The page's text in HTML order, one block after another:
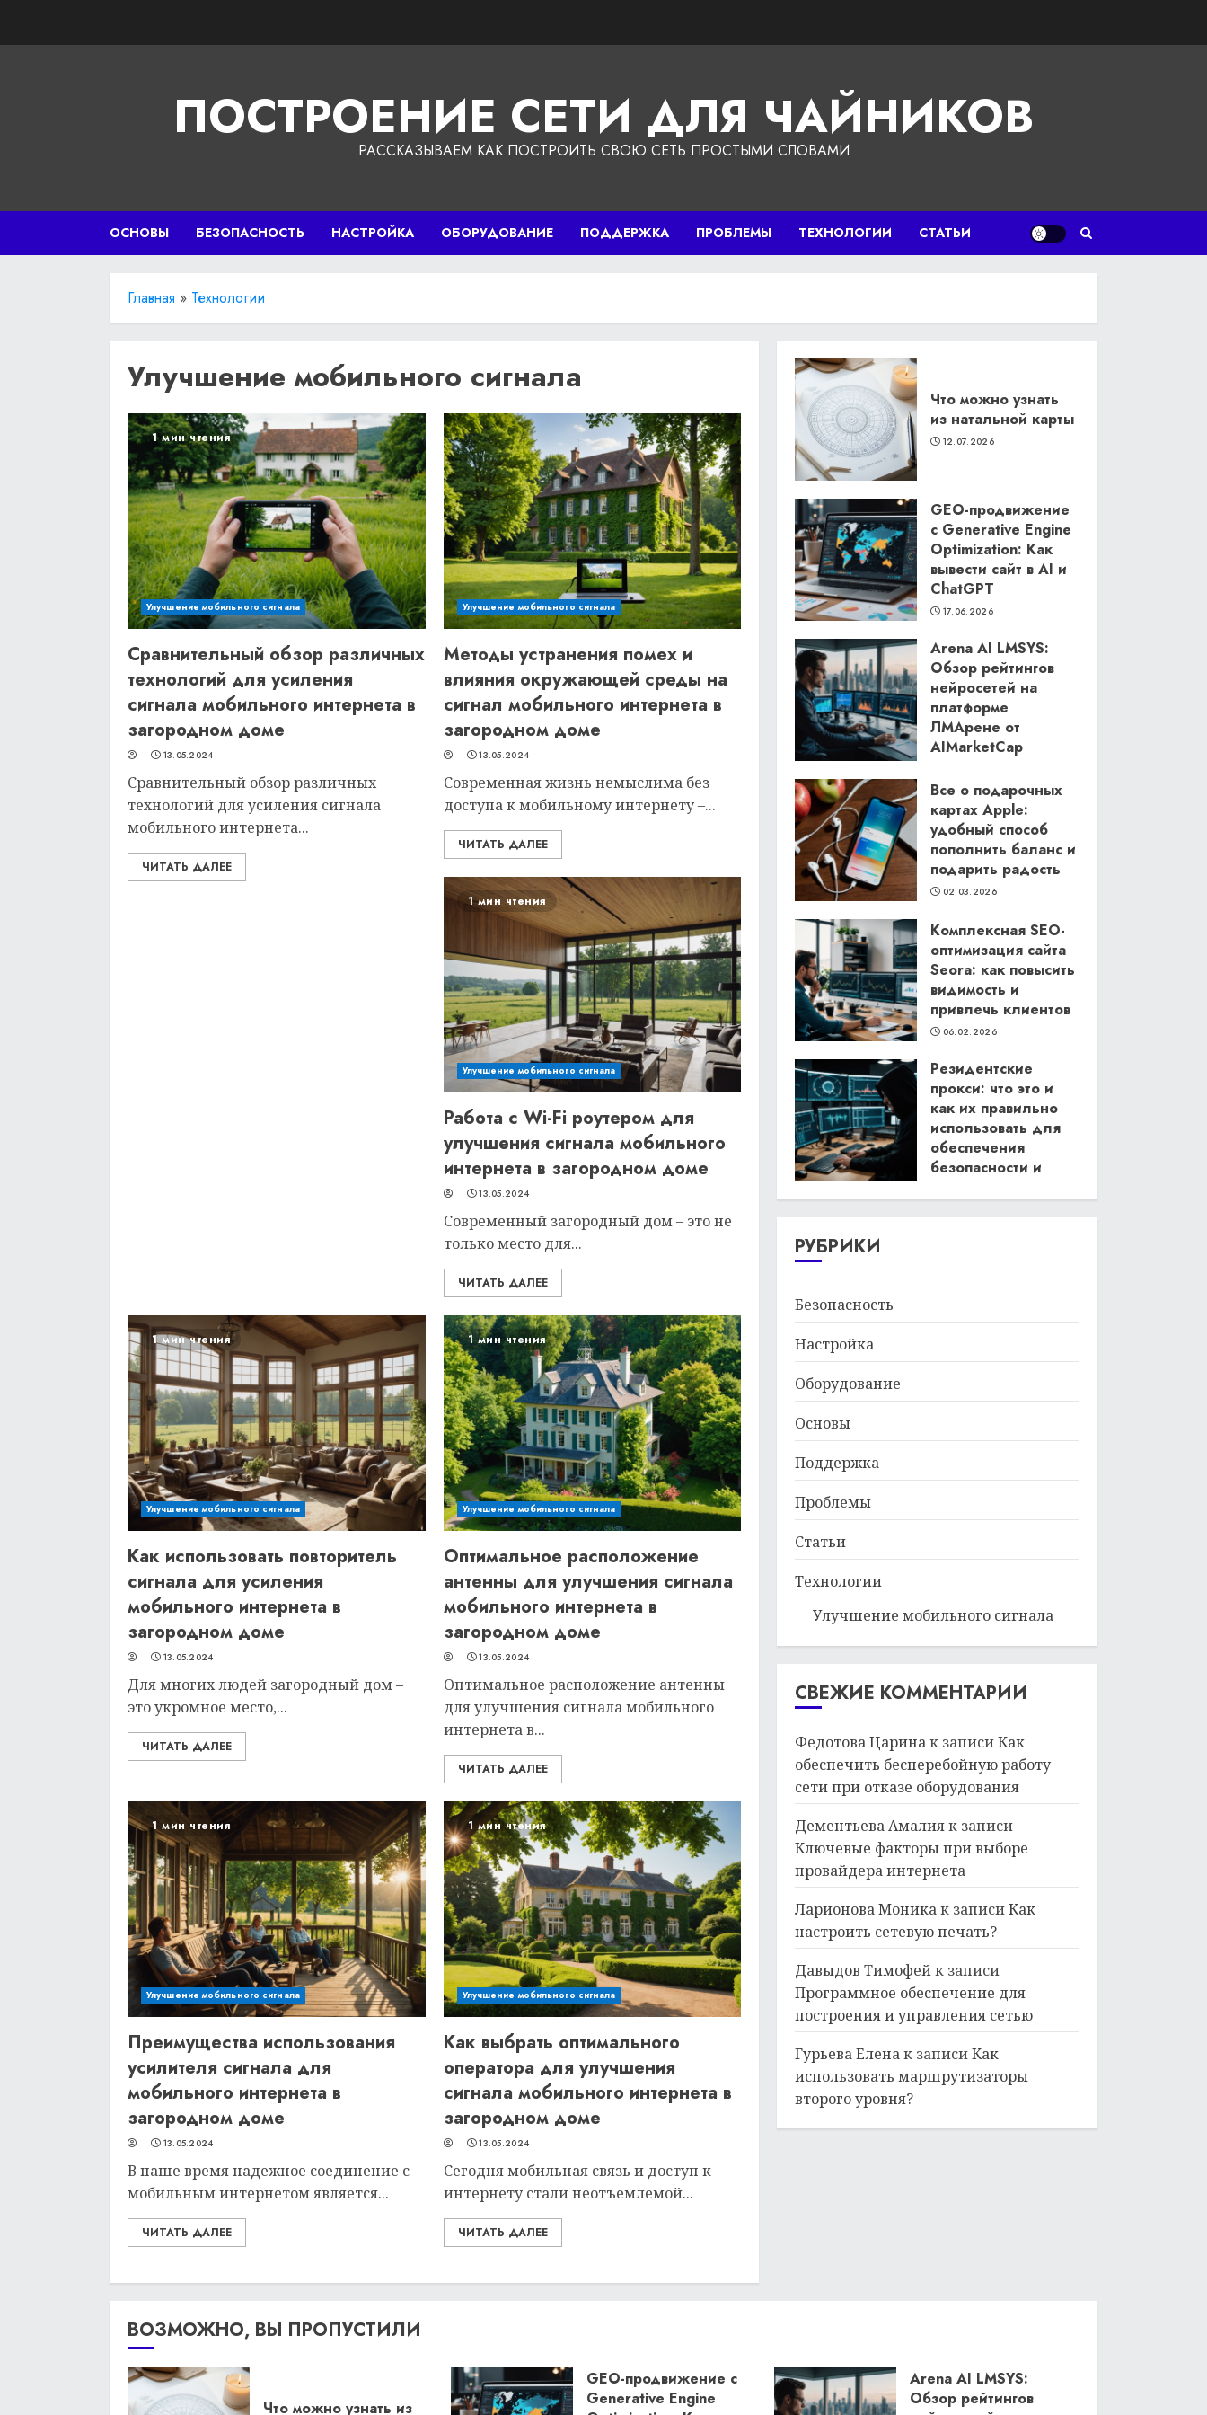
ПОСТРОЕНИЕ СЕТИ ДЛЯ ЧАЙНИКОВ
РАССКАЗЫВАЕМ КАК ПОСТРОИТЬ СВОЮ СЕТЬ ПРОСТЫМИ СЛОВАМИ
ОСНОВЫ БЕЗОПАСНОСТЬ НАСТРОЙКА ОБОРУДОВАНИЕ ПОДДЕРЖКА ПРОБЛЕМЫ ТЕХНОЛОГИИ СТАТЬИ
Главная » Технологии
Улучшение мобильного сигнала
1 мин чтения
Улучшение мобильного сигнала
Сравнительный обзор различных
технологий для усиления
сигнала мобильного интернета в
загородном доме
13.05.2024
Сравнительный обзор различных
технологий для усиления сигнала
мобильного интернета...
ЧИТАТЬ ДАЛЕЕ
Улучшение мобильного сигнала
Методы устранения помех и
влияния окружающей среды на
сигнал мобильного интернета в
загородном доме
13.05.2024
Современная жизнь немыслима без
доступа к мобильному интернету –...
ЧИТАТЬ ДАЛЕЕ
1 мин чтения
Улучшение мобильного сигнала
Работа с Wi-Fi роутером для
улучшения сигнала мобильного
интернета в загородном доме
13.05.2024
Современный загородный дом – это не
только место для...
ЧИТАТЬ ДАЛЕЕ
1 мин чтения
Улучшение мобильного сигнала
Как использовать повторитель
сигнала для усиления
мобильного интернета в
загородном доме
13.05.2024
Для многих людей загородный дом –
это укромное место,...
ЧИТАТЬ ДАЛЕЕ
1 мин чтения
Улучшение мобильного сигнала
Оптимальное расположение
антенны для улучшения сигнала
мобильного интернета в
загородном доме
13.05.2024
Оптимальное расположение антенны
для улучшения сигнала мобильного
интернета в...
ЧИТАТЬ ДАЛЕЕ
1 мин чтения
Улучшение мобильного сигнала
Преимущества использования
усилителя сигнала для
мобильного интернета в
загородном доме
13.05.2024
В наше время надежное соединение с
мобильным интернетом является...
ЧИТАТЬ ДАЛЕЕ
1 мин чтения
Улучшение мобильного сигнала
Как выбрать оптимального
оператора для улучшения
сигнала мобильного интернета в
загородном доме
13.05.2024
Сегодня мобильная связь и доступ к
интернету стали неотъемлемой...
ЧИТАТЬ ДАЛЕЕ
Что можно узнать
из натальной карты
12.07.2026
GEO-продвижение
с Generative Engine
Optimization: Как
вывести сайт в AI и
ChatGPT
17.06.2026
Arena AI LMSYS:
Обзор рейтингов
нейросетей на
платформе
ЛМАрене от
AIMarketCap
Все о подарочных
картах Apple:
удобный способ
пополнить баланс и
подарить радость
02.03.2026
Комплексная SEO-
оптимизация сайта
Seora: как повысить
видимость и
привлечь клиентов
06.02.2026
Резидентские
прокси: что это и
как их правильно
использовать для
обеспечения
безопасности и
РУБРИКИ
Безопасность
Настройка
Оборудование
Основы
Поддержка
Проблемы
Статьи
Технологии
Улучшение мобильного сигнала
СВЕЖИЕ КОММЕНТАРИИ
Федотова Царинак записиКак
обеспечить бесперебойную работу
сети при отказе оборудования
Дементьева Амалияк записи
Ключевые факторы при выборе
провайдера интернета
Ларионова Моникак записиКак
настроить сетевую печать?
Давыдов Тимофейк записи
Программное обеспечение для
построения и управления сетью
Гурьева Еленак записиКак
использовать маршрутизаторы
второго уровня?
ВОЗМОЖНО, ВЫ ПРОПУСТИЛИ
Что можно узнать из
GEO-продвижение с
Generative Engine
Arena AI LMSYS:
Обзор рейтингов